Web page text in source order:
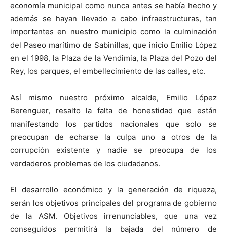
economía municipal como nunca antes se había hecho y
además se hayan llevado a cabo infraestructuras, tan
importantes en nuestro municipio como la culminación
del Paseo marítimo de Sabinillas, que inicio Emilio López
en el 1998, la Plaza de la Vendimia, la Plaza del Pozo del
Rey, los parques, el embellecimiento de las calles, etc.
Así mismo nuestro próximo alcalde, Emilio López
Berenguer, resalto la falta de honestidad que están
manifestando los partidos nacionales que solo se
preocupan de echarse la culpa uno a otros de la
corrupción existente y nadie se preocupa de los
verdaderos problemas de los ciudadanos.
El desarrollo económico y la generación de riqueza,
serán los objetivos principales del programa de gobierno
de la ASM. Objetivos irrenunciables, que una vez
conseguidos permitirá la bajada del número de